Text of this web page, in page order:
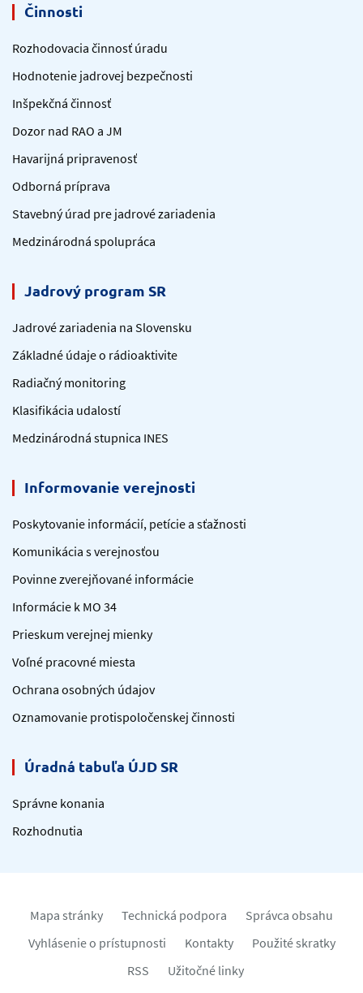
Činnosti
Rozhodovacia činnosť úradu
Hodnotenie jadrovej bezpečnosti
Inšpekčná činnosť
Dozor nad RAO a JM
Havarijná pripravenosť
Odborná príprava
Stavebný úrad pre jadrové zariadenia
Medzinárodná spolupráca
Jadrový program SR
Jadrové zariadenia na Slovensku
Základné údaje o rádioaktivite
Radiačný monitoring
Klasifikácia udalostí
Medzinárodná stupnica INES
Informovanie verejnosti
Poskytovanie informácií, petície a sťažnosti
Komunikácia s verejnosťou
Povinne zverejňované informácie
Informácie k MO 34
Prieskum verejnej mienky
Voľné pracovné miesta
Ochrana osobných údajov
Oznamovanie protispoločenskej činnosti
Úradná tabuľa ÚJD SR
Správne konania
Rozhodnutia
Mapa stránky Technická podpora
Správca obsahu
Vyhlásenie o prístupnosti
Kontakty
Použité skratky
RSS
Užitočné linky